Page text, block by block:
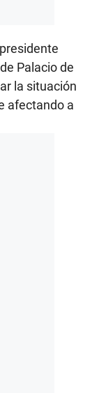
Palacio de
la situación
afectando a